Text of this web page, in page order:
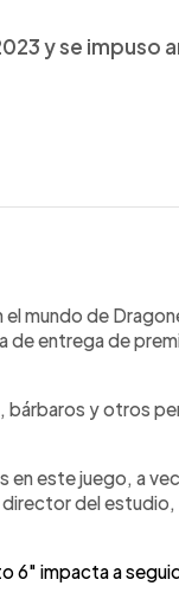
y se impuso
mundo de
de entrega de
y otros
en este juego, a
del estudio,
6" impacta a